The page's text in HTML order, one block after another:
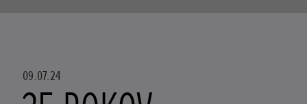
09.07.24